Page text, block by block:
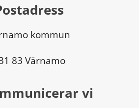
kommun
83 Värnamo
vi